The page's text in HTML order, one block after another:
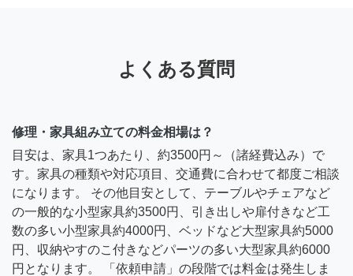
よくある質問
修理・家具組み立ての料金相場は？
目安は、家具1つあたり、約3500円～（諸経費込み）で
す。家具の種類や対応項目、交通費に合わせて都度ご相談
になります。 その他目安として、テーブルやチェアなど
の一般的な小型家具約3500円、引き出しや扉付きなど工
数の多い小型家具約4000円、ベッドなど大型家具約5000
円、収納やすのこ付きなどパーツの多い大型家具約6000
円となります。 「依頼申請」の段階では料金は発生しま